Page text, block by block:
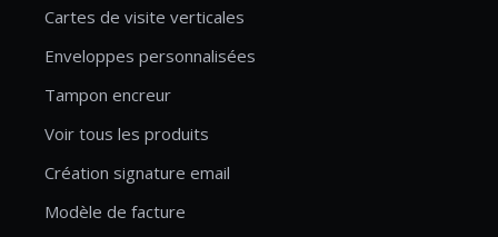
Cartes de visite verticales
Enveloppes personnalisées
Tampon encreur
Voir tous les produits
Création signature email
Modèle de facture